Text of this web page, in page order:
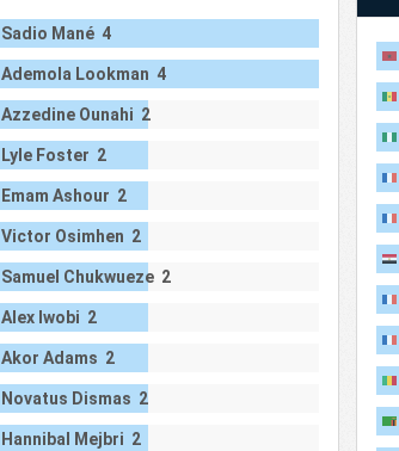
Sadio Mané 4
Ademola Lookman 4
Azzedine Ounahi 2
Lyle Foster 2
Emam Ashour 2
Victor Osimhen 2
Samuel Chukwueze 2
Alex Iwobi 2
Akor Adams 2
Novatus Dismas 2
Hannibal Mejbri 2